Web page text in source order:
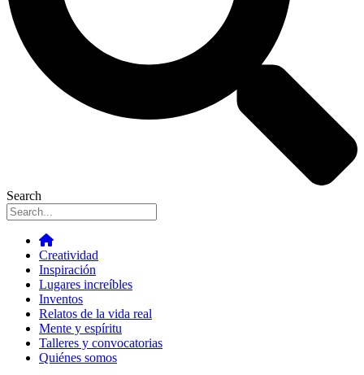
Search
Creatividad
Inspiración
Lugares increíbles
Inventos
Relatos de la vida real
Mente y espíritu
Talleres y convocatorias
Quiénes somos